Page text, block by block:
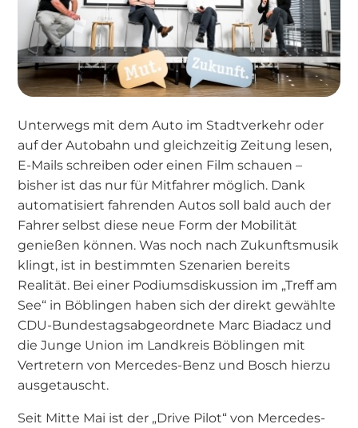
Unterwegs mit dem Auto im Stadtverkehr oder
auf der Autobahn und gleichzeitig Zeitung lesen,
E-Mails schreiben oder einen Film schauen –
bisher ist das nur für Mitfahrer möglich. Dank
automatisiert fahrenden Autos soll bald auch der
Fahrer selbst diese neue Form der Mobilität
genießen können. Was noch nach Zukunftsmusik
klingt, ist in bestimmten Szenarien bereits
Realität. Bei einer Podiumsdiskussion im „Treff am
See“ in Böblingen haben sich der direkt gewählte
CDU-Bundestagsabgeordnete Marc Biadacz und
die Junge Union im Landkreis Böblingen mit
Vertretern von Mercedes-Benz und Bosch hierzu
ausgetauscht.
Seit Mitte Mai ist der „Drive Pilot“ von Mercedes-